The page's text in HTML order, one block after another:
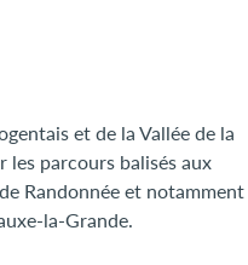
et de la Vallée de la
les parcours balisés aux
Randonnée et notamment
la-Grande.